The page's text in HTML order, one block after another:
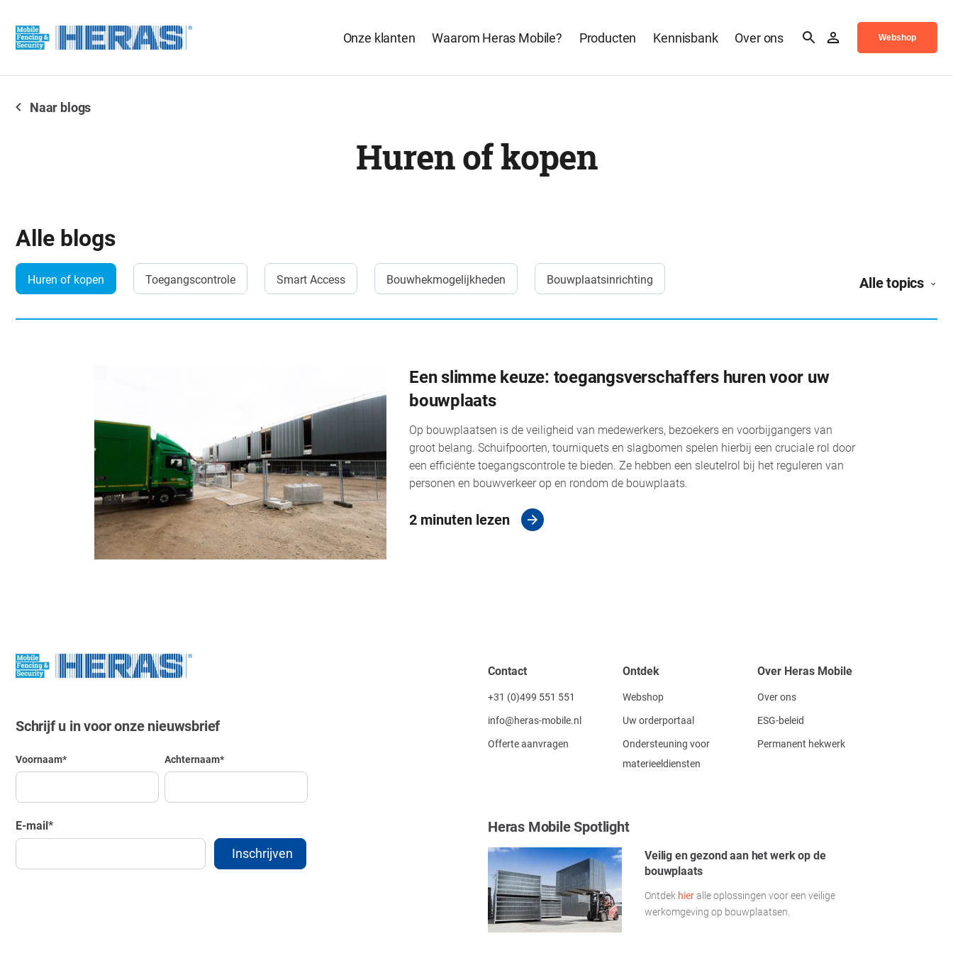
Onze klanten Waarom Heras Mobile? Producten Kennisbank Over ons Webshop
Naar blogs
Huren of kopen
Alle blogs
Huren of kopen Toegangscontrole Smart Access Bouwhekmogelijkheden Bouwplaatsinrichting Alle topics
Een slimme keuze: toegangsverschaffers huren voor uw
bouwplaats
Op bouwplaatsen is de veiligheid van medewerkers, bezoekers en voorbijgangers van
groot belang. Schuifpoorten, tourniquets en slagbomen spelen hierbij een cruciale rol door
een efficiënte toegangscontrole te bieden. Ze hebben een sleutelrol bij het reguleren van
personen en bouwverkeer op en rondom de bouwplaats.
2 minuten lezen
Schrijf u in voor onze nieuwsbrief
Voornaam* Achternaam*
E-mail*
Contact
+31 (0)499 551 551
info@heras-mobile.nl
Offerte aanvragen
Ontdek
Webshop
Uw orderportaal
Ondersteuning voor
materieeldiensten
Over Heras Mobile
Over ons
ESG-beleid
Permanent hekwerk
Heras Mobile Spotlight
Veilig en gezond aan het werk op de
bouwplaats
Ontdek hieralle oplossingen voor een veilige
werkomgeving op bouwplaatsen.